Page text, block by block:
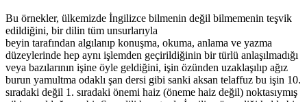
Bu örnekler, ülkemizde İngilizce bilmenin değil bilmemenin teşvik
edildiğini, bir dilin tüm unsurlarıyla
beyin tarafından algılanıp konuşma, okuma, anlama ve yazma
düzeylerinde hep aynı işlemden geçirildiğinin bir türlü anlaşılmadığı
veya bazılarının işine öyle geldiğini, işin özünden uzaklaşılıp ağız
burun yamultma odaklı şan dersi gibi sanki aksan telaffuz bu işin 10.
sıradaki değil 1. sıradaki önemi haiz (öneme haiz değil) noktasıymış